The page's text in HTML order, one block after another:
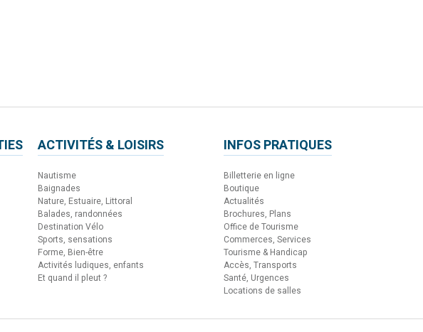
ACTIVITÉS & LOISIRS
Nautisme
Baignades
Nature, Estuaire, Littoral
Balades, randonnées
Destination Vélo
Sports, sensations
Forme, Bien-être
Activités ludiques, enfants
Et quand il pleut ?
INFOS PRATIQUES
Billetterie en ligne
Boutique
Actualités
Brochures, Plans
Office de Tourisme
Commerces, Services
Tourisme & Handicap
Accès, Transports
Santé, Urgences
Locations de salles